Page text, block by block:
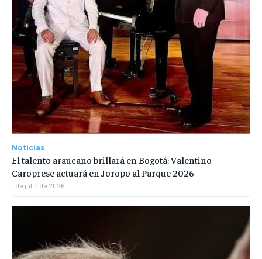
Noticias
El talento araucano brillará en Bogotá: Valentino
Caroprese actuará en Joropo al Parque 2026
1 de julio de 2026